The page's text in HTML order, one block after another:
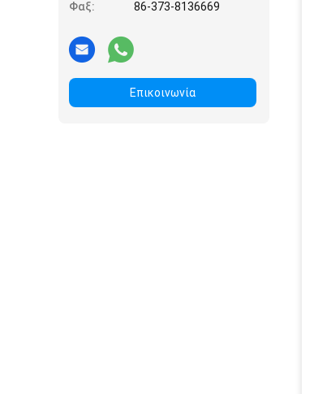
Φαξ:
86-373-8136669
Επικοινωνία